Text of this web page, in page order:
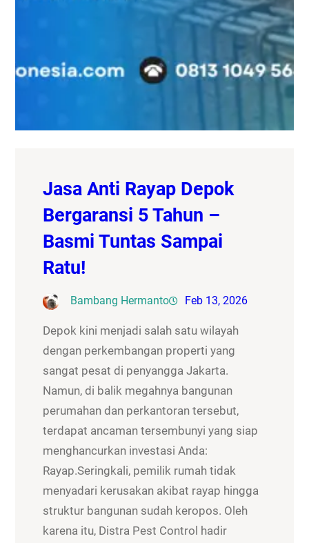
Jasa Anti Rayap Depok
Bergaransi 5 Tahun –
Basmi Tuntas Sampai
Ratu!
Bambang Hermanto Feb 13, 2026
Depok kini menjadi salah satu wilayah
dengan perkembangan properti yang
sangat pesat di penyangga Jakarta.
Namun, di balik megahnya bangunan
perumahan dan perkantoran tersebut,
terdapat ancaman tersembunyi yang siap
menghancurkan investasi Anda:
Rayap.Seringkali, pemilik rumah tidak
menyadari kerusakan akibat rayap hingga
struktur bangunan sudah keropos. Oleh
karena itu, Distra Pest Control hadir